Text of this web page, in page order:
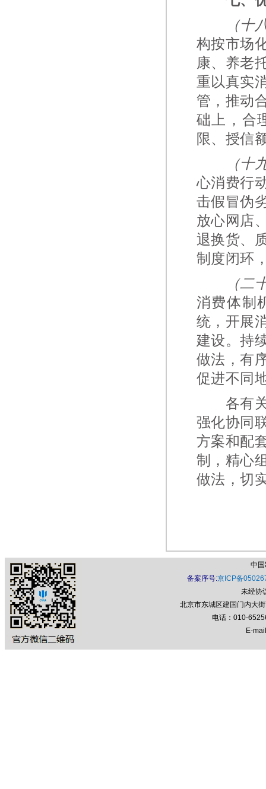
（十
构按市场
康、养老
重以真实
管，推动
础上，合
限、授信
（十
心消费行
击假冒伪
放心网店
退换货、
制度闭环
（二
消费体制
统，开展
建设。持
做法，有
促进不同
各有关
强化协同
方案和配
制，精心
做法，切
中
备案序号:京ICP备
未经协
北京市东城区建国门内大
电话：010-
E-